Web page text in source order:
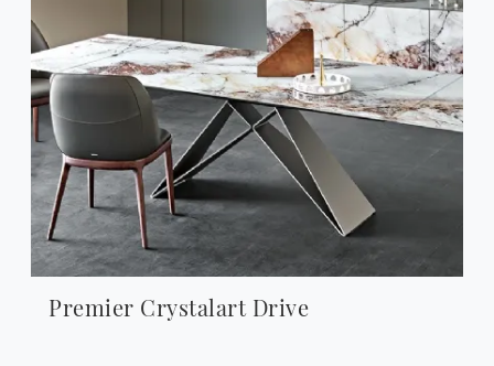
Premier Crystalart Drive